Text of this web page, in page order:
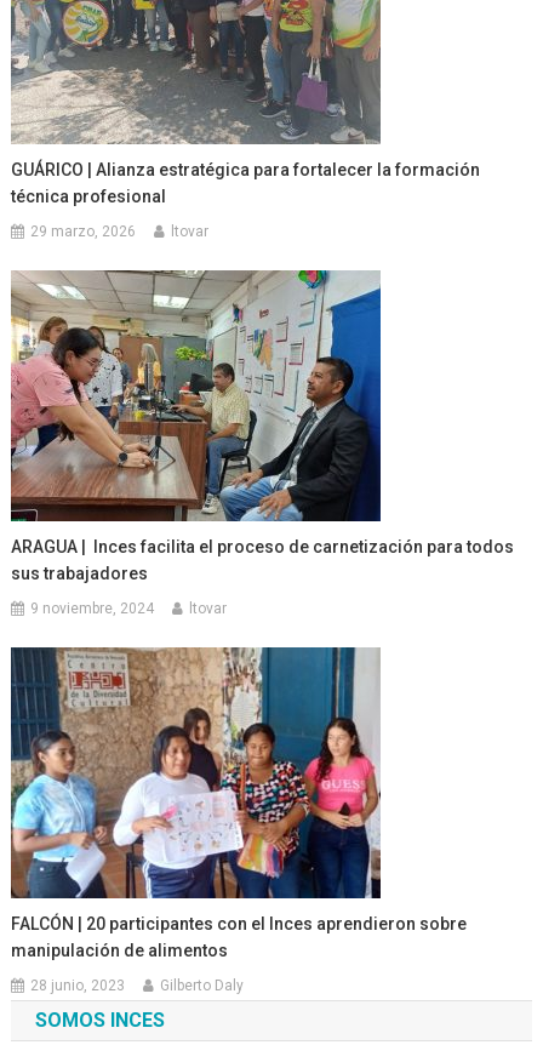
GUÁRICO | Alianza estratégica para fortalecer la formación
técnica profesional
29 marzo, 2026 ltovar
ARAGUA | Inces facilita el proceso de carnetización para todos
sus trabajadores
9 noviembre, 2024 ltovar
FALCÓN | 20 participantes con el Inces aprendieron sobre
manipulación de alimentos
28 junio, 2023 Gilberto Daly
SOMOS INCES